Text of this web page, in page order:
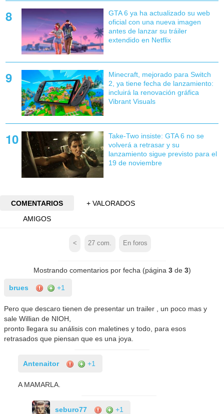
GTA 6 ya ha actualizado su web
oficial con una nueva imagen
antes de lanzar su tráiler
extendido en Netflix
Minecraft, mejorado para Switch
2, ya tiene fecha de lanzamiento:
incluirá la renovación gráfica
Vibrant Visuals
Take-Two insiste: GTA 6 no se
volverá a retrasar y su
lanzamiento sigue previsto para el
19 de noviembre
COMENTARIOS
+ VALORADOS
AMIGOS
< 27 com. En foros
Mostrando comentarios por fecha (página 3de 3)
brues +1
Pero que descaro tienen de presentar un trailer , un poco mas y
sale Willian de NIOH,
pronto llegara su análisis con maletines y todo, para esos
retrasados que piensan que es una joya.
Antenaitor +1
A MAMARLA.
seburo77 +1